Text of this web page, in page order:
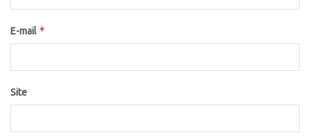
E-mail *
Site